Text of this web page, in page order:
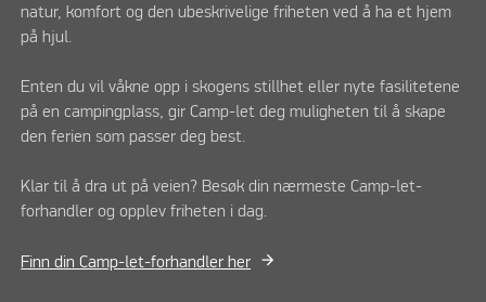
natur, komfort og den ubeskrivelige friheten ved å ha et hjem
på hjul.
Enten du vil våkne opp i skogens stillhet eller nyte fasilitetene
på en campingplass, gir Camp-let deg muligheten til å skape
den ferien som passer deg best.
Klar til å dra ut på veien? Besøk din nærmeste Camp-let-
forhandler og opplev friheten i dag.
Finn din Camp-let-forhandler her